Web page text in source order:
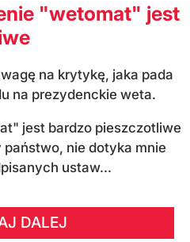
"wetomat" jest
na krytykę, jaka pada
na prezydenckie weta.
jest bardzo pieszczotliwe
państwo, nie dotyka mnie
ustaw...
DALEJ